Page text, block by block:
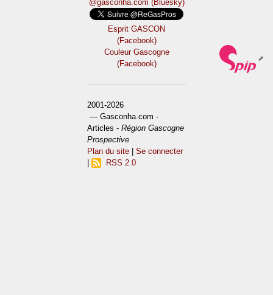
@gasconha.com (Bluesky)
Esprit GASCON
(Facebook)
Couleur Gascogne
(Facebook)
2001-2026
— Gasconha.com -
Articles -Région Gascogne
Prospective
Plan du site |Se connecter
RSS 2.0